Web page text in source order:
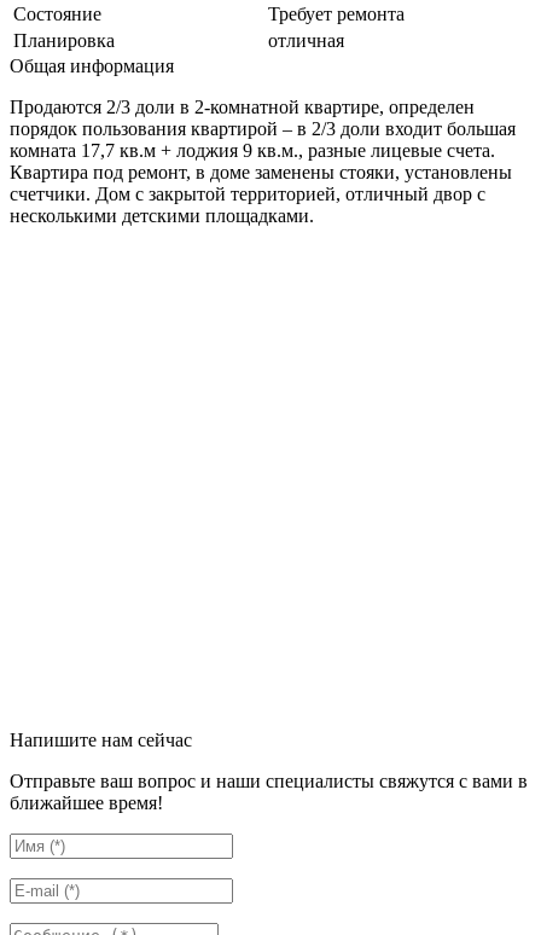
Состояние
Требует ремонта
Планировка
отличная
Общая информация
Продаются 2/3 доли в 2-комнатной квартире, определен
порядок пользования квартирой – в 2/3 доли входит большая
комната 17,7 кв.м + лоджия 9 кв.м., разные лицевые счета.
Квартира под ремонт, в доме заменены стояки, установлены
счетчики. Дом с закрытой территорией, отличный двор с
несколькими детскими площадками.
Напишите нам сейчас
Отправьте ваш вопрос и наши специалисты свяжутся с вами в
ближайшее время!